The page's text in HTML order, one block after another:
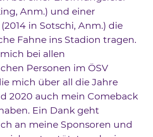
Anm.) und einer
in Sotschi, Anm.) die
Fahne ins Stadion tragen.
bei allen
Personen im ÖSV
mich über all die Jahre
2020 auch mein Comeback
Ein Dank geht
an meine Sponsoren und